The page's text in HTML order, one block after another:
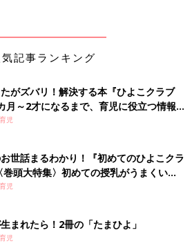
かけよう
。考える力を養う第一歩は、自分の感
眠くて、グズグズするね～」「おなか
くて、ベタベタして気持ち悪いね～」
かる言葉かけをしましょう。こうした
は“なぜグズグズするのか？”など不快
生かせるように
イヤイヤする原因の一つに「自分が思
記事ランキング
がズバリ！解決する本『ひよこクラブ
～2才になるまで、育児に役立つ情報が
児
世話まるわかり！『初めてのひよこクラ
巻頭大特集〉初めての授乳がうまくい
・ミルクの基本と夏のトラブル 解決テ
児
まれたら！2冊の「たまひよ」
児